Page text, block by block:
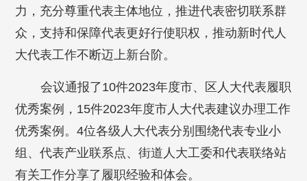
力，充分尊重代表主体地位，推进代表密切联系群
众，支持和保障代表更好行使职权，推动新时代人
大代表工作不断迈上新台阶。
会议通报了10件2023年度市、区人大代表履职
优秀案例，15件2023年度市人大代表建议办理工作
优秀案例。4位各级人大代表分别围绕代表专业小
组、代表产业联系点、街道人大工委和代表联络站
有关工作分享了履职经验和体会。